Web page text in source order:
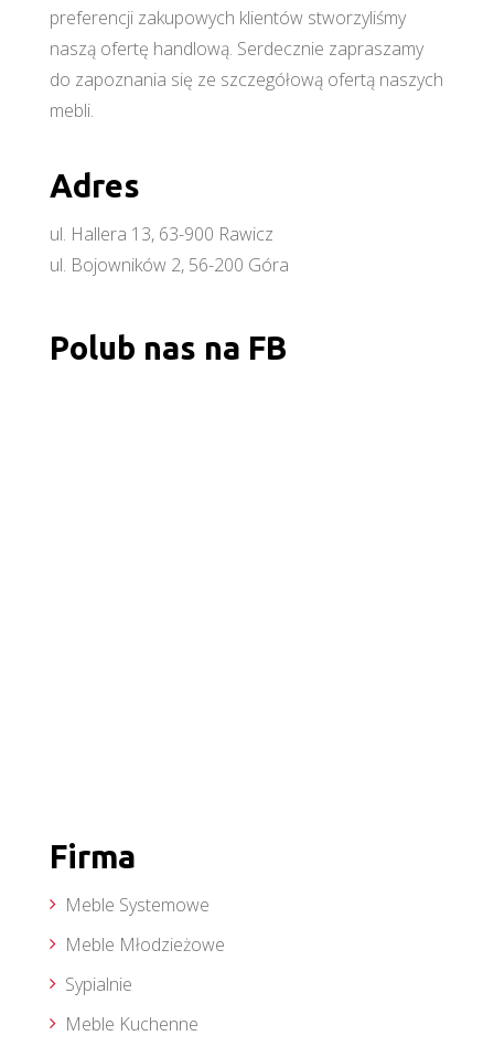
preferencji zakupowych klientów stworzyliśmy
naszą ofertę handlową. Serdecznie zapraszamy
do zapoznania się ze szczegółową ofertą naszych
mebli.
Adres
ul. Hallera 13, 63-900 Rawicz
ul. Bojowników 2, 56-200 Góra
Polub nas na FB
Firma
Meble Systemowe
Meble Młodzieżowe
Sypialnie
Meble Kuchenne